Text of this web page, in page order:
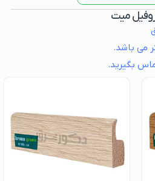
میت
بگیرید.